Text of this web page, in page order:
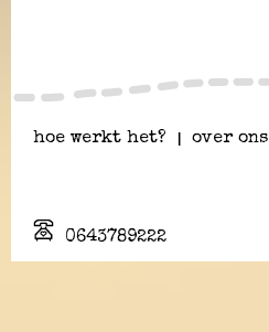
hoe werkt het? over ons
0643789222